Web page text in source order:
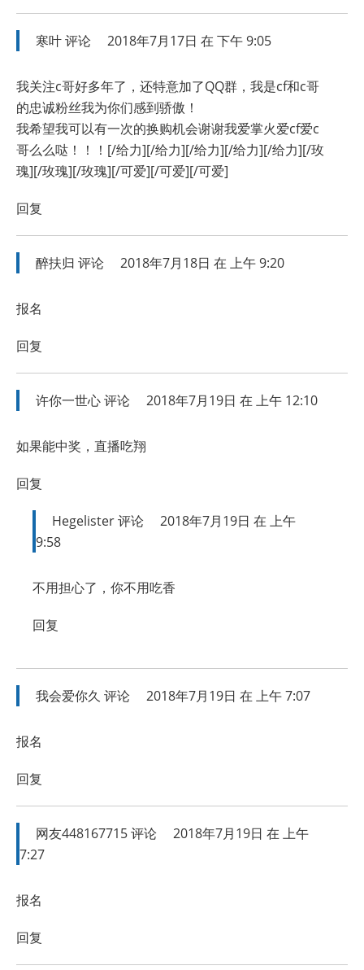
寒叶评论 2018年7月17日 在 下午 9:05
我关注c哥好多年了，还特意加了QQ群，我是cf和c哥
的忠诚粉丝我为你们感到骄傲！
我希望我可以有一次的换购机会谢谢我爱掌火爱cf爱c
哥么么哒！！！[/给力][/给力][/给力][/给力][/给力][/玫
瑰][/玫瑰][/玫瑰][/可爱][/可爱][/可爱]
回复
醉扶归 评论 2018年7月18日 在 上午 9:20
报名
回复
许你一世心评论 2018年7月19日 在 上午 12:10
如果能中奖，直播吃翔
回复
Hegelister评论
2018年7月19日 在 上午
9:58
不用担心了，你不用吃香
回复
我会爱你久 评论 2018年7月19日 在 上午 7:07
报名
回复
网友448167715评论
2018年7月19日 在 上午
7:27
报名
回复